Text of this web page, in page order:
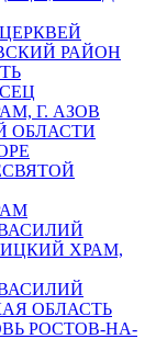
РАЙОН
Г. АЗОВ
ОБЛАСТИ
ХРАМ,
ОБЛАСТЬ
РОСТОВ-НА-